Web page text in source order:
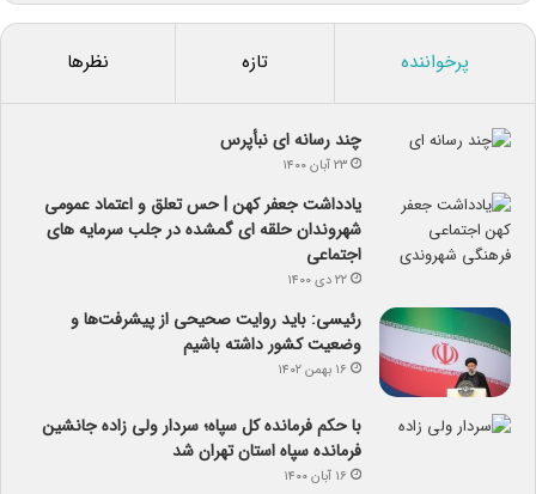
پرخواننده تازه نظرها
چند رسانه ای نبأپرس
۲۳ آبان ۱۴۰۰
یادداشت جعفر کهن | حس تعلق و اعتماد عمومی
شهروندان حلقه ای گمشده در جلب سرمایه های
اجتماعی
۲۲ دی ۱۴۰۰
رئیسی: باید روایت صحیحی از پیشرفت‌ها و
وضعیت کشور داشته باشیم
۱۶ بهمن ۱۴۰۲
با حکم فرمانده کل سپاه؛ سردار ولی زاده جانشین
فرمانده سپاه استان تهران شد
۱۶ آبان ۱۴۰۰